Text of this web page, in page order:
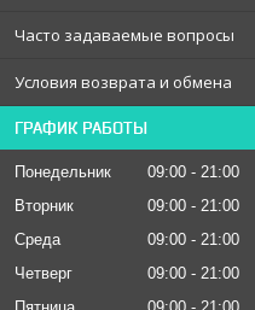
Часто задаваемые вопросы
Условия возврата и обмена
ГРАФИК РАБОТЫ
Понедельник 09:00
21:00
Вторник
09:00
21:00
Среда
09:00
21:00
Четверг
09:00
21:00